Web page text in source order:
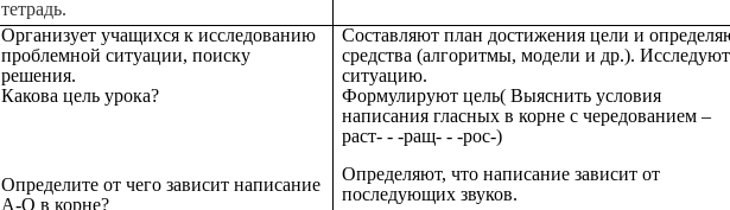
тетрадь.
Организует учащихся к исследованию
проблемной ситуации, поиску
решения.
Какова цель урока?
Определите от чего зависит написание
А-О в корне?
Составляют план достижения цели и
средства (алгоритмы, модели и др.). Исследуют
ситуацию.
Формулируют цель( Выяснить условия
написания гласных в корне с чередованием –
раст- - -ращ- - -рос-)
Определяют, что написание зависит от
последующих звуков.